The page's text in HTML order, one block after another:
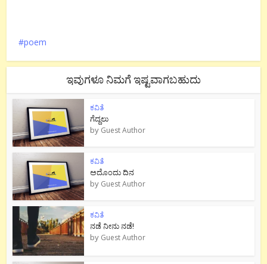
poem
ಇವುಗಳೂ ನಿಮಗೆ ಇಷ್ಟವಾಗಬಹುದು
ಕವಿತೆ
ಗೆದ್ದಲು
by Guest Author
ಕವಿತೆ
ಅದೊಂದು ದಿನ
by Guest Author
ಕವಿತೆ
ನಡೆ ನೀನು‌ ನಡೆ!
by Guest Author